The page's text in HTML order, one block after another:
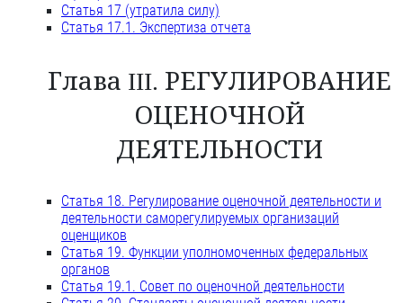
Статья 17 (утратила силу)
Статья 17.1. Экспертиза отчета
Глава III. РЕГУЛИРОВАНИЕ
ОЦЕНОЧНОЙ
ДЕЯТЕЛЬНОСТИ
Статья 18. Регулирование оценочной деятельности и
деятельности саморегулируемых организаций
оценщиков
Статья 19. Функции уполномоченных федеральных
органов
Статья 19.1. Совет по оценочной деятельности